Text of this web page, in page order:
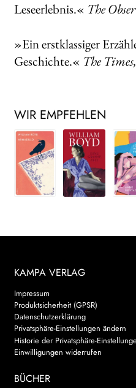
Leseerlebnis.« The
»Ein erstklassiger
Geschichte.« The
WIR EMPFEHLEN
KAMPA VERLAG
Impressum
Produktsicherheit (GPSR)
Datenschutzerklärung
Privatsphäre-Einstellungen ändern
Historie der Privatsphäre-
Einwilligungen widerrufen
BÜCHER